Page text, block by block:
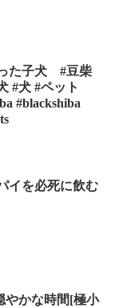
た子犬 #豆柴
#犬 #ペット
#blackshiba
イを必死に飲む
やかな時間[極小